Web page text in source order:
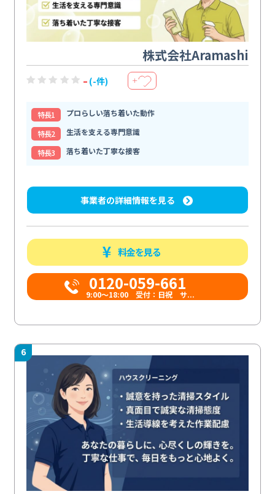
株式会社Aramashi
- (-件) ＋
特⻑1
プロらしい落ち着いた動作
特⻑2
生活を支える専門意識
特⻑3
落ち着いた丁寧な接客
事業者の詳細情報を見る
料金を見る
0120-059-661
9:00〜18:00 受付：日祝 サ...
6